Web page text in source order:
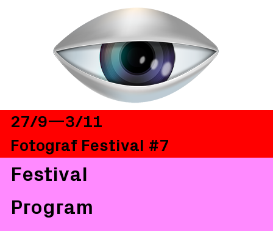
27/9—3/11
Fotograf Festival #7
Festival
Program